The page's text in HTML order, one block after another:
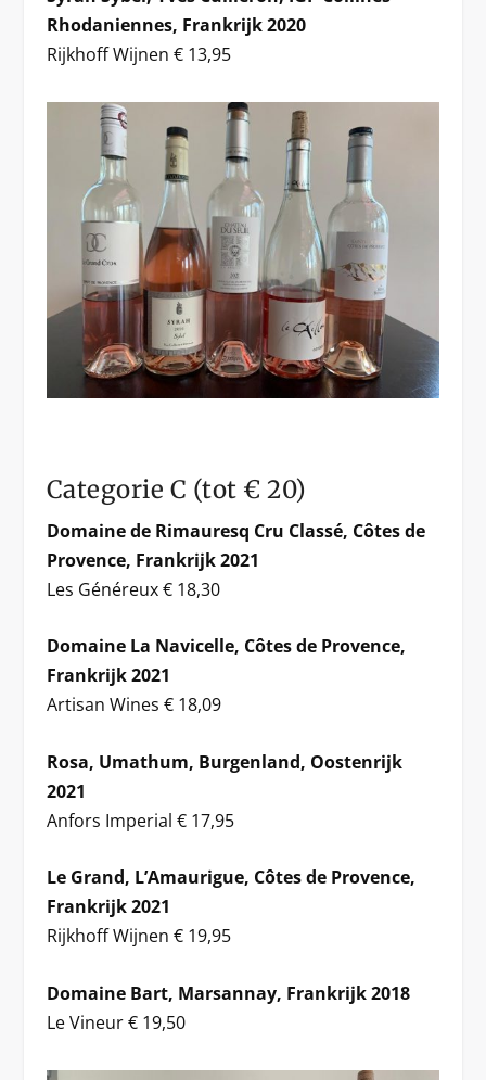
Rhodaniennes, Frankrijk 2020
Rijkhoff Wijnen € 13,95
Categorie C (tot € 20)
Domaine de Rimauresq Cru Classé, Côtes de
Provence, Frankrijk 2021
Les Généreux € 18,30
Domaine La Navicelle, Côtes de Provence,
Frankrijk 2021
Artisan Wines € 18,09
Rosa, Umathum, Burgenland, Oostenrijk
2021
Anfors Imperial € 17,95
Le Grand, L’Amaurigue, Côtes de Provence,
Frankrijk 2021
Rijkhoff Wijnen € 19,95
Domaine Bart, Marsannay, Frankrijk 2018
Le Vineur € 19,50